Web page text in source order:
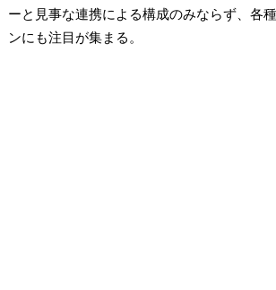
ーと見事な連携による構成のみならず、各
ンにも注目が集まる。